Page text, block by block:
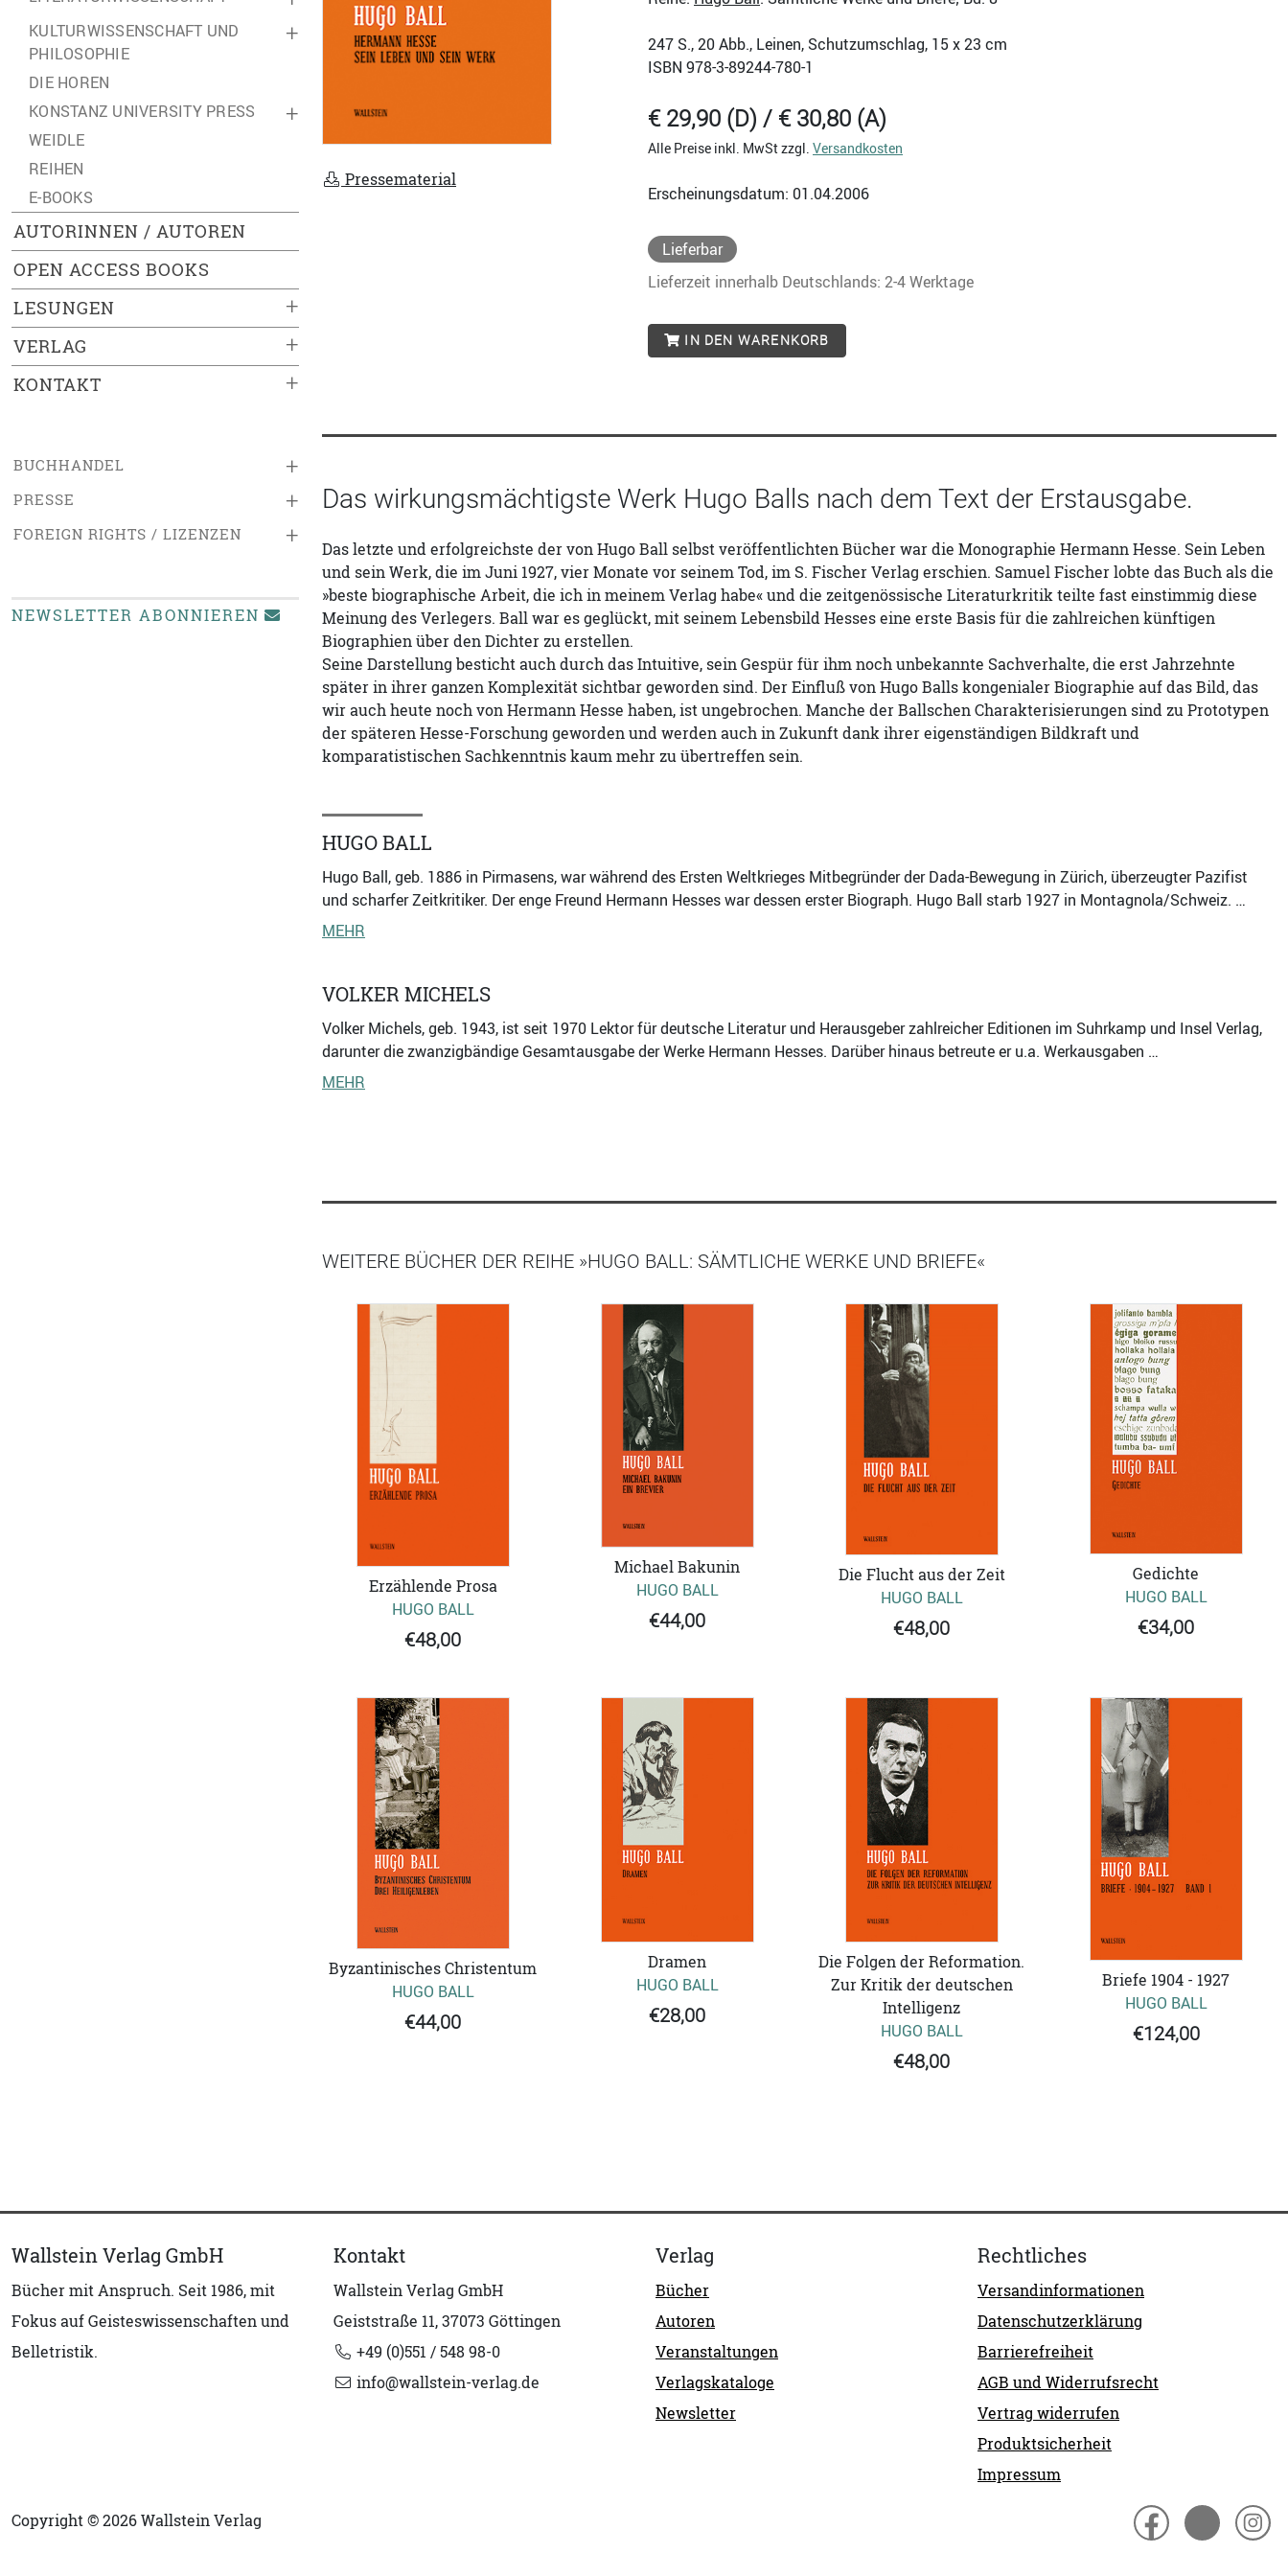
+
KULTURWISSENSCHAFT UND
PHILOSOPHIE
DIE HOREN
+
KONSTANZ UNIVERSITY PRESS
WEIDLE
REIHEN
E-BOOKS
AUTORINNEN / AUTOREN
OPEN ACCESS BOOKS
+
LESUNGEN
+
VERLAG
+
KONTAKT
+
BUCHHANDEL
+
PRESSE
+
FOREIGN RIGHTS / LIZENZEN
NEWSLETTER ABONNIEREN
Pressematerial
247 S., 20 Abb., Leinen, Schutzumschlag, 15 x 23 cm
ISBN 978-3-89244-780-1
€ 29,90 (D) / € 30,80 (A)
Alle Preise inkl. MwSt zzgl. Versandkosten
Erscheinungsdatum: 01.04.2006
Lieferbar
Lieferzeit innerhalb Deutschlands: 2-4 Werktage
IN DEN WARENKORB
Das wirkungsmächtigste Werk Hugo Balls nach dem Text der Erstausgabe.
Das letzte und erfolgreichste der von Hugo Ball selbst veröffentlichten Bücher war die Monographie Hermann Hesse. Sein Leben
und sein Werk, die im Juni 1927, vier Monate vor seinem Tod, im S. Fischer Verlag erschien. Samuel Fischer lobte das Buch als die
»beste biographische Arbeit, die ich in meinem Verlag habe« und die zeitgenössische Literaturkritik teilte fast einstimmig diese
Meinung des Verlegers. Ball war es geglückt, mit seinem Lebensbild Hesses eine erste Basis für die zahlreichen künftigen
Biographien über den Dichter zu erstellen.
Seine Darstellung besticht auch durch das Intuitive, sein Gespür für ihm noch unbekannte Sachverhalte, die erst Jahrzehnte
später in ihrer ganzen Komplexität sichtbar geworden sind. Der Einfluß von Hugo Balls kongenialer Biographie auf das Bild, das
wir auch heute noch von Hermann Hesse haben, ist ungebrochen. Manche der Ballschen Charakterisierungen sind zu Prototypen
der späteren Hesse-Forschung geworden und werden auch in Zukunft dank ihrer eigenständigen Bildkraft und
komparatistischen Sachkenntnis kaum mehr zu übertreffen sein.
HUGO BALL
Hugo Ball, geb. 1886 in Pirmasens, war während des Ersten Weltkrieges Mitbegründer der Dada-Bewegung in Zürich, überzeugter Pazifist
und scharfer Zeitkritiker. Der enge Freund Hermann Hesses war dessen erster Biograph. Hugo Ball starb 1927 in Montagnola/Schweiz. …
MEHR
VOLKER MICHELS
Volker Michels, geb. 1943, ist seit 1970 Lektor für deutsche Literatur und Herausgeber zahlreicher Editionen im Suhrkamp und Insel Verlag,
darunter die zwanzigbändige Gesamtausgabe der Werke Hermann Hesses. Darüber hinaus betreute er u.a. Werkausgaben …
MEHR
WEITERE BÜCHER DER REIHE »HUGO BALL: SÄMTLICHE WERKE UND BRIEFE«
Erzählende Prosa
HUGO BALL
€48,00
Michael Bakunin
HUGO BALL
€44,00
Die Flucht aus der Zeit
HUGO BALL
€48,00
Gedichte
HUGO BALL
€34,00
Byzantinisches Christentum
HUGO BALL
€44,00
Dramen
HUGO BALL
€28,00
Die Folgen der Reformation.
Zur Kritik der deutschen
Intelligenz
HUGO BALL
€48,00
Briefe 1904 - 1927
HUGO BALL
€124,00
Wallstein Verlag GmbH
Bücher mit Anspruch. Seit 1986, mit
Fokus auf Geisteswissenschaften und
Belletristik.
Kontakt
Wallstein Verlag GmbH
Geiststraße 11, 37073 Göttingen
+49 (0)551 / 548 98-0
info@wallstein-verlag.de
Verlag
Bücher
Autoren
Veranstaltungen
Verlagskataloge
Newsletter
Rechtliches
Versandinformationen
Datenschutzerklärung
Barrierefreiheit
AGB und Widerrufsrecht
Vertrag widerrufen
Produktsicherheit
Impressum
Copyright © 2026 Wallstein Verlag